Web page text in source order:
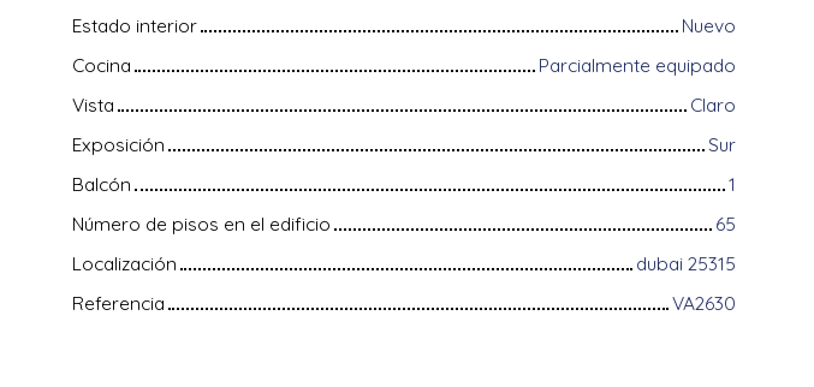
Estado interior
Nuevo
Cocina
Parcialmente equipado
Vista
Claro
Exposición
Sur
Balcón
1
Número de pisos en el edificio
65
Localización
dubai 25315
Referencia
VA2630